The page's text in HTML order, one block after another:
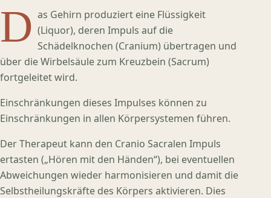
D as Gehirn produziert eine Flüssigkeit
(Liquor), deren Impuls auf die
Schädelknochen (Cranium) übertragen und
über die Wirbelsäule zum Kreuzbein (Sacrum)
fortgeleitet wird.
Einschränkungen dieses Impulses können zu
Einschränkungen in allen Körpersystemen führen.
Der Therapeut kann den Cranio Sacralen Impuls
ertasten („Hören mit den Händen“), bei eventuellen
Abweichungen wieder harmonisieren und damit die
Selbstheilungskräfte des Körpers aktivieren. Dies